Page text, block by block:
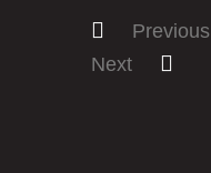
Previous
Next